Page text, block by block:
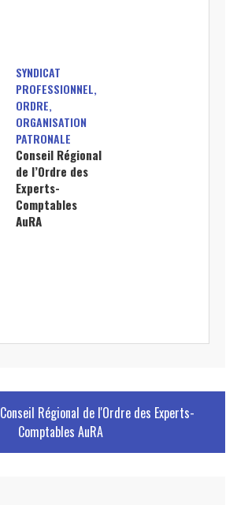
SYNDICAT
PROFESSIONNEL,
ORDRE,
ORGANISATION
PATRONALE
Conseil Régional
de l’Ordre des
Experts-
Comptables
AuRA
Conseil Régional de l'Ordre des Experts-
Comptables AuRA